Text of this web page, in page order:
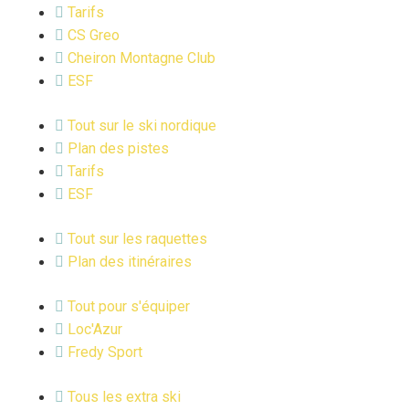
Tarifs
CS Greo
Cheiron Montagne Club
ESF
Tout sur le ski nordique
Plan des pistes
Tarifs
ESF
Tout sur les raquettes
Plan des itinéraires
Tout pour s'équiper
Loc'Azur
Fredy Sport
Tous les extra ski